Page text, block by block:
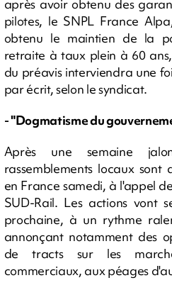
après avoir obtenu des
pilotes, le SNPL France
obtenu le maintien de la
retraite à taux plein à 60
du préavis interviendra une
par écrit, selon le syndicat.
- "Dogmatisme du
Après une semaine
rassemblements locaux
en France samedi, à l'appel
SUD-Rail. Les actions vont
prochaine, à un rythme
annonçant notamment des
de tracts sur les
commerciaux, aux péages